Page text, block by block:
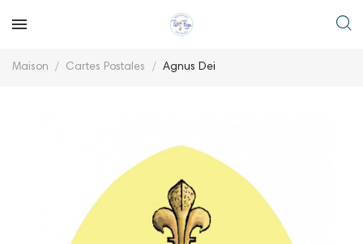
Maison Cartes Postales Agnus Dei